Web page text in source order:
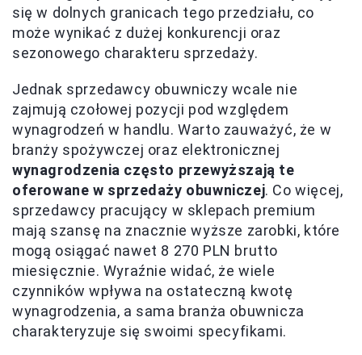
się w dolnych granicach tego przedziału, co
może wynikać z dużej konkurencji oraz
sezonowego charakteru sprzedaży.
Jednak sprzedawcy obuwniczy wcale nie
zajmują czołowej pozycji pod względem
wynagrodzeń w handlu. Warto zauważyć, że w
branży spożywczej oraz elektronicznej
wynagrodzenia często przewyższają te
oferowane w sprzedaży obuwniczej. Co więcej,
sprzedawcy pracujący w sklepach premium
mają szansę na znacznie wyższe zarobki, które
mogą osiągać nawet 8 270 PLN brutto
miesięcznie. Wyraźnie widać, że wiele
czynników wpływa na ostateczną kwotę
wynagrodzenia, a sama branża obuwnicza
charakteryzuje się swoimi specyfikami.